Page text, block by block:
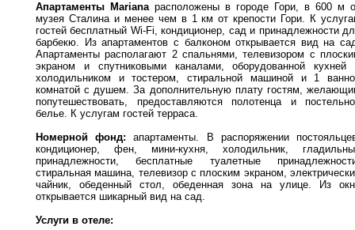
Апартаменты Marianaрасположены в городе Гори, в 600 м
музея Сталина и менее чем в 1 км от крепости Гори. К
гостей бесплатный Wi-Fi, кондиционер, сад и принадлежности
барбекю. Из апартаментов с балконом открывается вид на
Апартаменты располагают 2 спальнями, телевизором с
экраном и спутниковыми каналами, оборудованной кухней
холодильником и тостером, стиральной машиной и 1
комнатой с душем. За дополнительную плату гостям,
попутешествовать, предоставляются полотенца и
белье. К услугам гостей терраса.
Номерной фонд: апартаменты. В распоряжении
кондиционер, фен, мини-кухня, холодильник,
принадлежности, бесплатные туалетные
стиральная машина, телевизор с плоским экраном,
чайник, обеденный стол, обеденная зона на улице. Из
открывается шикарный вид на сад.
Услуги в отеле: